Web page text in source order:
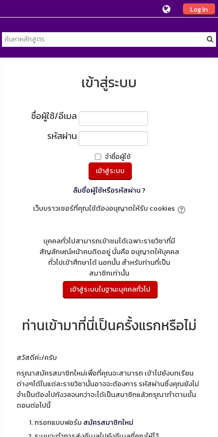
Log In
เข้าสู่ระบบ
ชื่อผู้ใช้/อีเมล
รหัสผ่าน
จำชื่อผู้ใช้
ลืมชื่อผู้ใช้หรือรหัสผ่าน ?
เว็บบราวเซอร์ที่คุณใช้ต้องอนุญาตให้รับ cookies
บุคคลทั่วไปสามารถเข้าชมได้เฉพาะรายวิชาที่มี
สัญลักษณ์หน้าคนติดอยู่ นั่นคือ อนุญาตให้บุคคล
ทั่วไปเข้าศึกษาได้ นอกนั้น สำหรับท่านที่เป็น
สมาชิกเท่านั้น
ท่านเข้ามาที่นี่เป็นครั้งแรกหรือไม่
สวัสดีค่ะ/ครับ
กรุณาสมัครสมาชิกใหม่เพื่อที่คุณจะสามารถ เข้าไปยังบทเรียน
ต่างๆได้ในแต่ละรายวิชานั้นอาจจะต้องการ รหัสผ่านซึ่งคุณยังไม่
จำเป็นต้องไปกังวลจนกว่าจะได้เป็นสมาชิกแล้วกรุณาทำตามขั้น
ตอนต่อไปนี้
กรอกแบบฟอร์ม สมัครสมาชิกใหม่